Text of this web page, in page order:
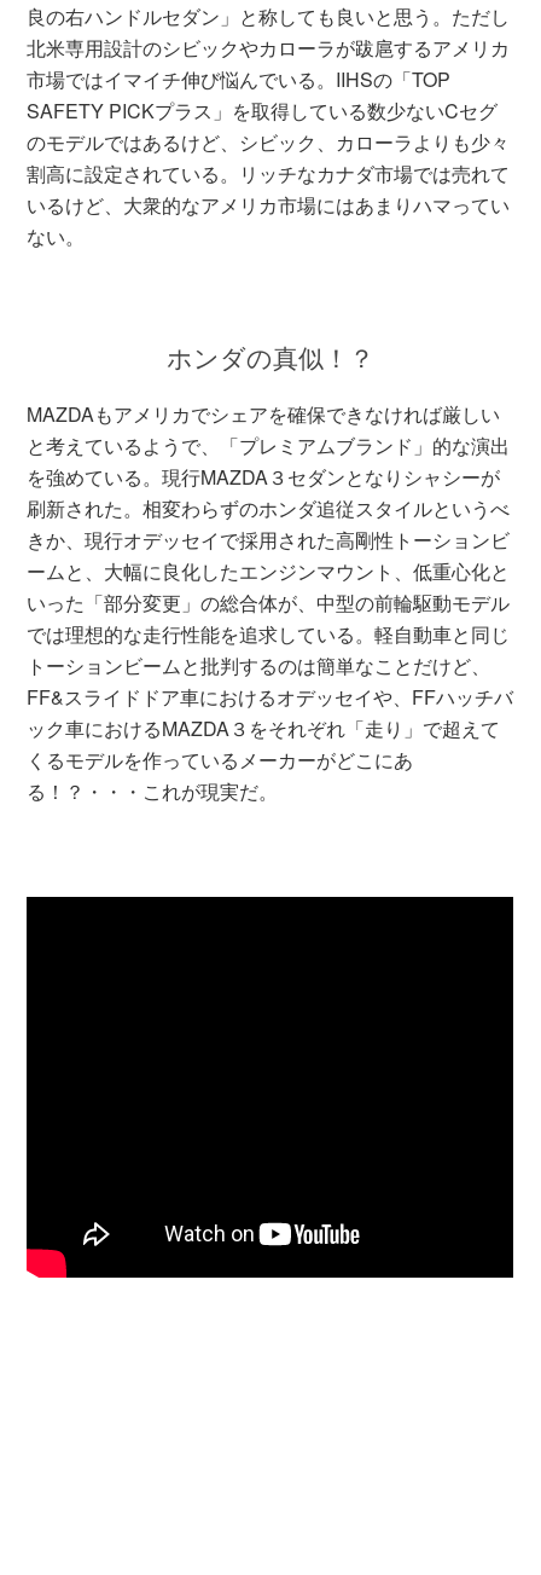
良の右ハンドルセダン」と称しても良いと思う。ただし
北米専用設計のシビックやカローラが跋扈するアメリカ
市場ではイマイチ伸び悩んでいる。IIHSの「TOP
SAFETY PICKプラス」を取得している数少ないCセグ
のモデルではあるけど、シビック、カローラよりも少々
割高に設定されている。リッチなカナダ市場では売れて
いるけど、大衆的なアメリカ市場にはあまりハマってい
ない。
ホンダの真似！？
MAZDAもアメリカでシェアを確保できなければ厳しい
と考えているようで、「プレミアムブランド」的な演出
を強めている。現行MAZDA３セダンとなりシャシーが
刷新された。相変わらずのホンダ追従スタイルというべ
きか、現行オデッセイで採用された高剛性トーションビ
ームと、大幅に良化したエンジンマウント、低重心化と
いった「部分変更」の総合体が、中型の前輪駆動モデル
では理想的な走行性能を追求している。軽自動車と同じ
トーションビームと批判するのは簡単なことだけど、
FF&スライドドア車におけるオデッセイや、FFハッチバ
ック車におけるMAZDA３をそれぞれ「走り」で超えて
くるモデルを作っているメーカーがどこにあ
る！？・・・これが現実だ。